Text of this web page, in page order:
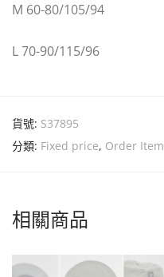
M 60-80/105/94
L 70-90/115/96
貨號: S37895
分類: Fixed price, Order Item
相關商品